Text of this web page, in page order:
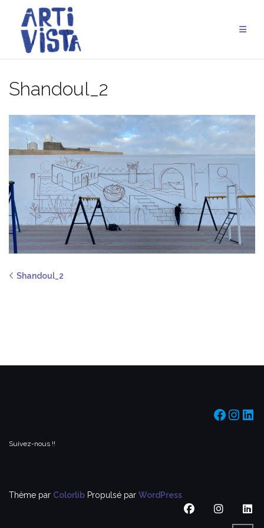
contenu
Shandoul_2
Shandoul_2
Suivez-nous !!
Thème par Colorlib Propulsé par WordPress